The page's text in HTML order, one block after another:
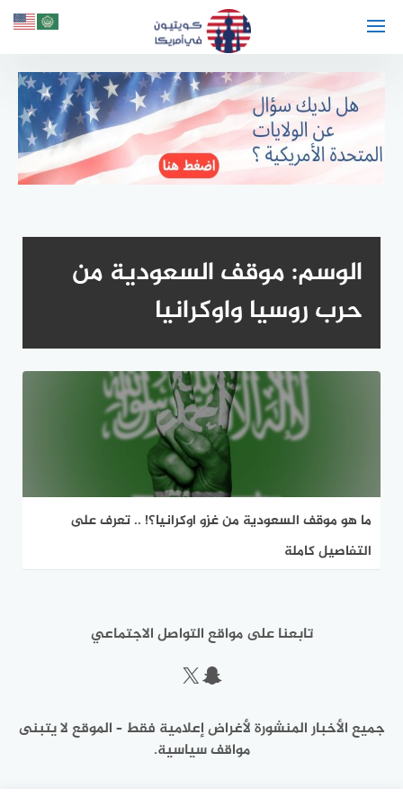
الوسم:موقف السعودية من
حرب روسيا واوكرانيا
ما هو موقف السعودية من غزو اوكرانيا؟! .. تعرف على
التفاصيل كاملة
تابعنا على مواقع التواصل الاجتماعي
سناب شات
إكس
جميع الأخبار المنشورة لأغراض إعلامية فقط – الموقع لا يتبنى
مواقف سياسية.